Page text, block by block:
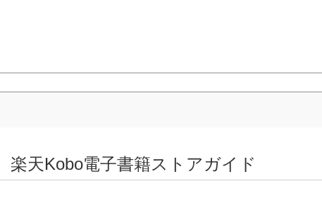
楽天Kobo電子書籍ストアガイド